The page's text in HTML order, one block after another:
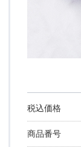
税込価格
商品番号